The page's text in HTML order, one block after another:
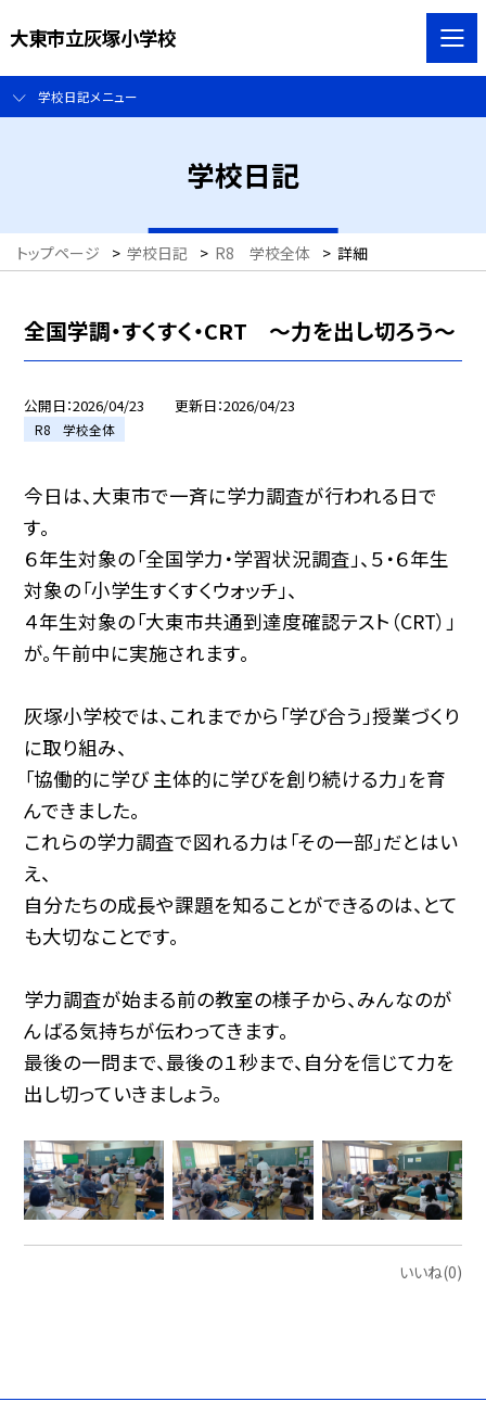
大東市立灰塚小学校
学校日記メニュー
学校日記
トップページ > 学校日記 > R8 学校全体 > 詳細
全国学調・すくすく・CRT ～力を出し切ろう～
公開日 2026/04/23 更新日 2026/04/23
R8 学校全体
今日は、大東市で一斉に学力調査が行われる日で
す。
６年生対象の「全国学力・学習状況調査」、５・６年生
対象の「小学生すくすくウォッチ」、
４年生対象の「大東市共通到達度確認テスト（CRT）」
が。午前中に実施されます。
灰塚小学校では、これまでから「学び合う」授業づくり
に取り組み、
「協働的に学び 主体的に学びを創り続ける力」を育
んできました。
これらの学力調査で図れる力は「その一部」だとはい
え、
自分たちの成長や課題を知ることができるのは、とて
も大切なことです。
学力調査が始まる前の教室の様子から、みんなのが
んばる気持ちが伝わってきます。
最後の一問まで、最後の１秒まで、自分を信じて力を
出し切っていきましょう。
いいね(0)